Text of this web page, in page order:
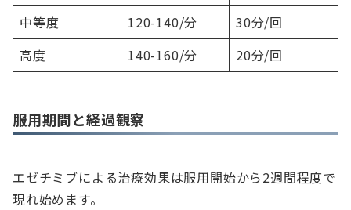
中等度
120-140/分
30分/回
高度
140-160/分 20分/回
服用期間と経過観察
エゼチミブによる治療効果は服用開始から2週間程度で
現れ始めます。